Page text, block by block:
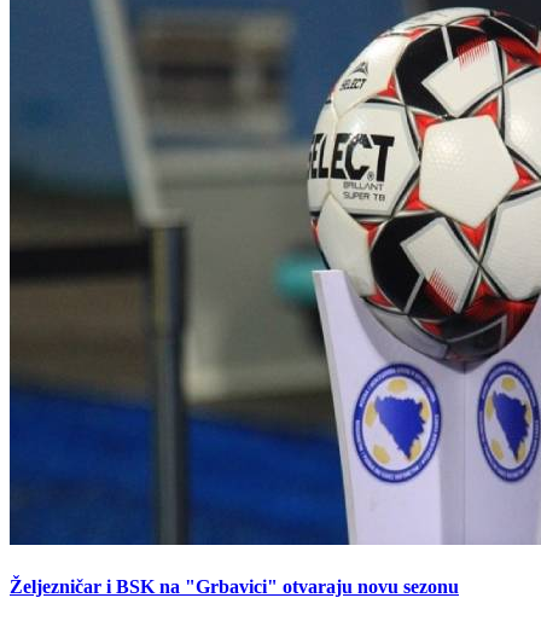
Željezničar i BSK na "Grbavici" otvaraju novu sezonu